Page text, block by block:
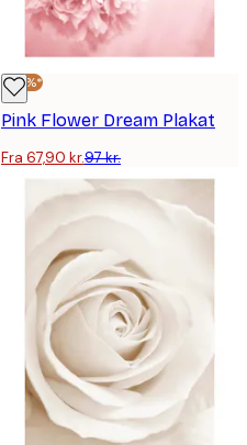
-30%*
Pink Flower Dream Plakat
Fra 67,90 kr.97 kr.